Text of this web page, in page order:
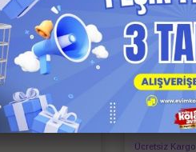
İlgili Ürünler
Anında Kargo
Ücretsiz Kargo